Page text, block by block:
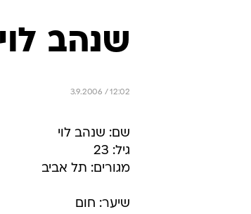
שנהב לוי
3.9.2006 / 12:02
שם: שנהב לוי
גיל: 23
מגורים: תל אביב
שיער: חום